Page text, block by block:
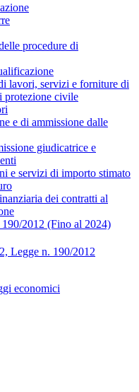
procedure di
lavori, servizi e forniture di
protezione civile
e di ammissione dalle
giudicatrice e
e servizi di importo stimato
dei contratti al
2012 (Fino al 2024)
Legge n. 190/2012
economici